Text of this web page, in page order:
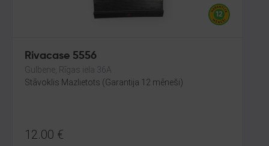
Rivacase 5556
Gulbene, Rīgas iela 36A
Stāvoklis Mazlietots (Garantija 12 mēneši)
12.00 €